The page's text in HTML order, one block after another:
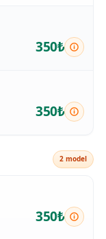
350₺
350₺
2 model
350₺